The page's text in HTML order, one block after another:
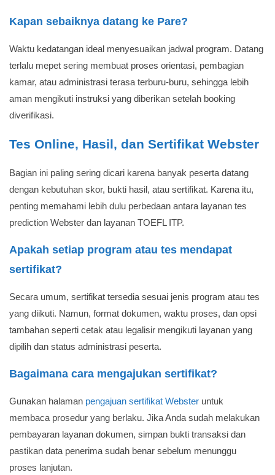
Kapan sebaiknya datang ke Pare?
Waktu kedatangan ideal menyesuaikan jadwal program. Datang
terlalu mepet sering membuat proses orientasi, pembagian
kamar, atau administrasi terasa terburu-buru, sehingga lebih
aman mengikuti instruksi yang diberikan setelah booking
diverifikasi.
Tes Online, Hasil, dan Sertifikat Webster
Bagian ini paling sering dicari karena banyak peserta datang
dengan kebutuhan skor, bukti hasil, atau sertifikat. Karena itu,
penting memahami lebih dulu perbedaan antara layanan tes
prediction Webster dan layanan TOEFL ITP.
Apakah setiap program atau tes mendapat
sertifikat?
Secara umum, sertifikat tersedia sesuai jenis program atau tes
yang diikuti. Namun, format dokumen, waktu proses, dan opsi
tambahan seperti cetak atau legalisir mengikuti layanan yang
dipilih dan status administrasi peserta.
Bagaimana cara mengajukan sertifikat?
Gunakan halaman pengajuan sertifikat Webster untuk
membaca prosedur yang berlaku. Jika Anda sudah melakukan
pembayaran layanan dokumen, simpan bukti transaksi dan
pastikan data penerima sudah benar sebelum menunggu
proses lanjutan.